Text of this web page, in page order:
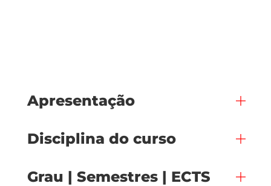
Apresentação
Disciplina do curso
Grau | Semestres | ECTS